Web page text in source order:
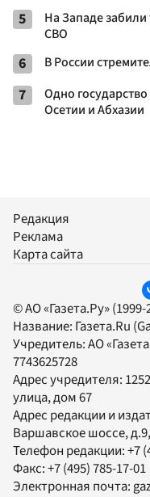
5
На Западе забили
СВО
6 В России
7
Одно
Осетии и Абхазии
Редакция
Реклама
Карта сайта
© АО «Газета.Ру»
Название: Газета.Ru
Учредитель:АО
7743625728
Адрес учредителя:
улица, дом 67
Адрес редакции и
Варшавское шоссе,
Телефон редакции:+7
Факс:+7 (495) 785-17-01
Электронная почта: